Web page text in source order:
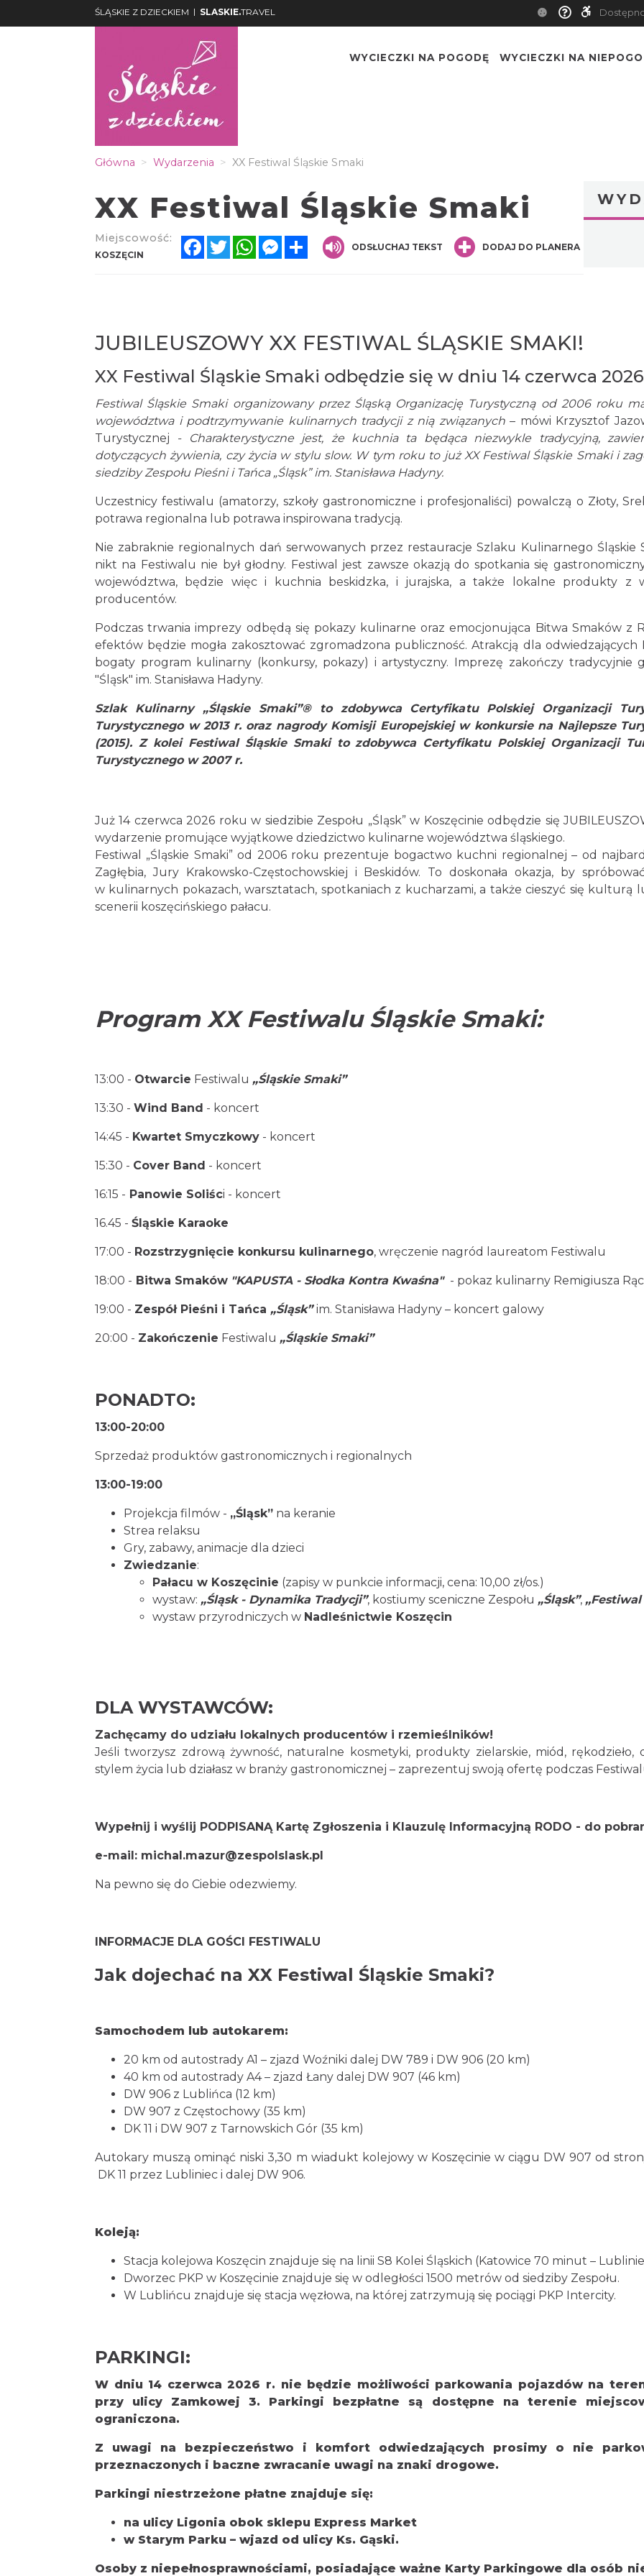
ŚLĄSKIE Z DZIECKIEM | SLASKIE.TRAVEL
WYCIECZKI NA POGODĘ WYCIECZKI NA
Główna Wydarzenia XX Festiwal Śląskie Smaki
XX Festiwal Śląskie Smaki
Miejscowość:
KOSZĘCIN
FacebookTwitterWhatsAppMessenger
Share ODSŁUCHAJ TEKST DODAJ DO PLANERA
JUBILEUSZOWY XX FESTIWAL ŚLĄSKIE SMAKI!
XX Festiwal Śląskie Smaki odbędzie się w dniu 14 czerwca
Festiwal Śląskie Smaki organizowany przez Śląską Organizację Turystyczną od 2006 roku
województwa i podtrzymywanie kulinarnych tradycji z nią związanych– mówi Krzysztof
Turystycznej - Charakterystyczne jest, że kuchnia ta będąca niezwykle tradycyjną,
dotyczących żywienia, czy życia w stylu slow. W tym roku to już XXFestiwal Śląskie Smaki i
siedziby Zespołu Pieśnii Tańca „Śląsk” im. Stanisława Hadyny.
Uczestnicy festiwalu (amatorzy, szkoły gastronomiczne i profesjonaliści) powalczą o Złoty,
potrawa regionalna lub potrawa inspirowana tradycją.
Nie zabraknie regionalnych dań serwowanych przez restauracje Szlaku Kulinarnego Śląskie
nikt na Festiwalu nie był głodny. Festiwal jest zawsze okazją do spotkania się
województwa, będzie więc i kuchnia beskidzka, i jurajska, a także lokalne produkty z
producentów.
Podczas trwania imprezy odbędą się pokazy kulinarne oraz emocjonująca Bitwa Smaków z
efektów będzie mogła zakosztować zgromadzona publiczność. Atrakcją dla
bogaty program kulinarny (konkursy, pokazy) i artystyczny. Imprezę zakończy tradycyjnie
"Śląsk" im. Stanisława Hadyny.
Szlak Kulinarny „Śląskie Smaki”® to zdobywca Certyfikatu Polskiej Organizacji
Turystycznego w 2013 r. oraz nagrody Komisji Europejskiej w konkursie na Najlepsze
(2015). Z kolei Festiwal Śląskie Smaki to zdobywca Certyfikatu Polskiej Organizacji
Turystycznego w 2007 r.
Już 14 czerwca 2026 roku w siedzibie Zespołu „Śląsk” w Koszęcinie odbędzie się
wydarzenie promujące wyjątkowe dziedzictwo kulinarne województwa śląskiego.
Festiwal „Śląskie Smaki” od 2006 roku prezentuje bogactwo kuchni regionalnej – od
Zagłębia, Jury Krakowsko-Częstochowskiej i Beskidów. To doskonała okazja, by
w kulinarnych pokazach, warsztatach, spotkaniach z kucharzami, a także cieszyć się
scenerii koszęcińskiego pałacu.
Program XX Festiwalu Śląskie Smaki:
13:00 - Otwarcie Festiwalu „Śląskie Smaki”
13:30 - Wind Band - koncert
14:45 - Kwartet Smyczkowy - koncert
15:30 - Cover Band - koncert
16:15 - Panowie Soliści - koncert
16.45 - Śląskie Karaoke
17:00 - Rozstrzygnięcie konkursu kulinarnego, wręczenie nagród laureatom Festiwalu
18:00 - Bitwa Smaków "KAPUSTA - Słodka Kontra Kwaśna" - pokaz kulinarny Remigiusza
19:00 - Zespół Pieśni i Tańca „Śląsk”im. Stanisława Hadyny – koncert galowy
20:00 - Zakończenie Festiwalu „Śląskie Smaki”
PONADTO:
13:00-20:00
Sprzedaż produktów gastronomicznych i regionalnych
13:00-19:00
Projekcja filmów - „Śląsk” na keranie
Strea relaksu
Gry, zabawy, animacje dla dzieci
Zwiedzanie:
Pałacu w Koszęcinie (zapisy w punkcie informacji, cena: 10,00 zł/os.)
wystaw: „Śląsk - Dynamika Tradycji”, kostiumy sceniczne Zespołu „Śląsk”,
wystaw przyrodniczych w Nadleśnictwie Koszęcin
DLA WYSTAWCÓW:
Zachęcamy do udziału lokalnych producentów i rzemieślników!
Jeśli tworzysz zdrową żywność, naturalne kosmetyki, produkty zielarskie, miód, rękodzieło,
stylem życia lub działasz w branży gastronomicznej – zaprezentuj swoją ofertę podczas
Wypełnij i wyślij PODPISANĄ Kartę Zgłoszenia i Klauzulę Informacyjną RODO - do
e-mail: michal.mazur@zespolslask.pl
Na pewno się do Ciebie odezwiemy.
INFORMACJE DLA GOŚCI FESTIWALU
Jak dojechać na XX Festiwal Śląskie Smaki?
Samochodem lub autokarem:
20 km od autostrady A1 – zjazd Woźniki dalej DW 789 i DW 906 (20 km)
40 km od autostrady A4 – zjazd Łany dalej DW 907 (46 km)
DW 906 z Lublińca (12 km)
DW 907 z Częstochowy (35 km)
DK 11 i DW 907 z Tarnowskich Gór (35 km)
Autokary muszą ominąć niski 3,30 m wiadukt kolejowy w Koszęcinie w ciągu DW 907 od
DK 11 przez Lubliniec i dalej DW 906.
Koleją:
Stacja kolejowa Koszęcin znajduje się na linii S8 Kolei Śląskich (Katowice 70 minut –
Dworzec PKP w Koszęcinie znajduje się w odległości 1500 metrów od siedziby Zespołu.
W Lublińcu znajduje się stacja węzłowa, na której zatrzymują się pociągi PKP Intercity.
PARKINGI:
W dniu 14 czerwca 2026 r. nie będzie możliwości parkowania pojazdów na
przy ulicy Zamkowej 3. Parkingi bezpłatne są dostępne na terenie
ograniczona.
Z uwagi na bezpieczeństwo i komfort odwiedzających prosimy o nie
przeznaczonych i baczne zwracanie uwagi na znaki drogowe.
Parkingi niestrzeżone płatne znajduje się:
na ulicy Ligonia obok sklepu Express Market
w Starym Parku – wjazd od ulicy Ks. Gąski.
Osoby z niepełnosprawnościami, posiadające ważne Karty Parkingowe dla osób